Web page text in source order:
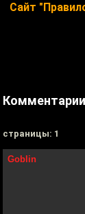
Сайт
Комментарии
cтраницы: 1
Goblin